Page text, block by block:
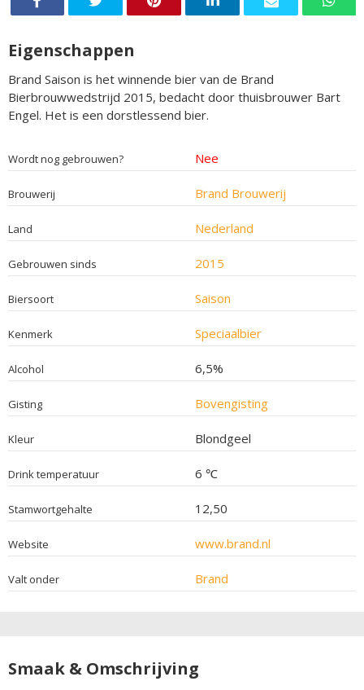
Eigenschappen
Brand Saison is het winnende bier van de Brand
Bierbrouwwedstrijd 2015, bedacht door thuisbrouwer Bart
Engel. Het is een dorstlessend bier.
Wordt nog gebrouwen? Nee
Brouwerij Brand Brouwerij
Land Nederland
Gebrouwen sinds 2015
Biersoort Saison
Kenmerk Speciaalbier
Alcohol 6,5%
Gisting Bovengisting
Kleur Blondgeel
Drink temperatuur 6 ℃
Stamwortgehalte 12,50
Website www.brand.nl
Valt onder Brand
Smaak & Omschrijving